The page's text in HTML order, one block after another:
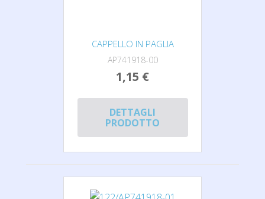
CAPPELLO IN PAGLIA
AP741918-00
1,15 €
DETTAGLI
PRODOTTO